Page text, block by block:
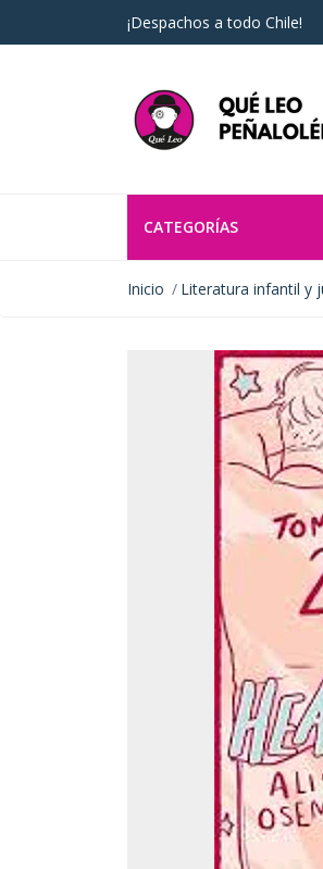
¡Despachos a todo Chile!
CATEGORÍAS
Inicio Literatura infantil y